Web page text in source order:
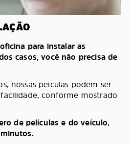
para instalar as
casos, você não precisa de
nossas peículas podem ser
conforme mostrado
de películas e do veículo,